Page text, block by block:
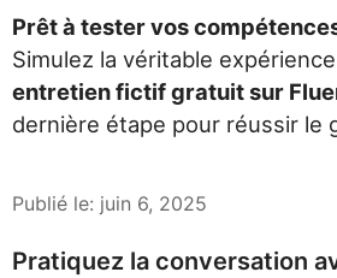
Prêt à tester vos
Simulez la véritable
entretien fictif gratuit sur
dernière étape pour réussir le
Publié le: juin 6, 2025
Pratiquez la conversation